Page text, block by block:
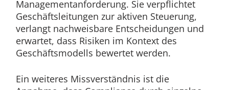
Managementanforderung. Sie verpflichtet
Geschäftsleitungen zur aktiven Steuerung,
verlangt nachweisbare Entscheidungen und
erwartet, dass Risiken im Kontext des
Geschäftsmodells bewertet werden.
Ein weiteres Missverständnis ist die